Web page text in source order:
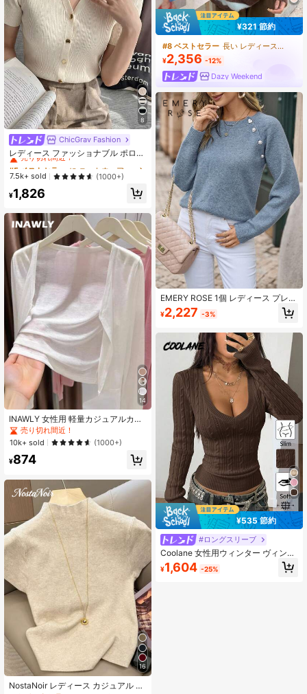
8
ChicGrav Fashion
レディース ファッショナブル ポロカ
ラー ラグラン 半袖 ニットTシャツ 軽
量 万能カーディガントップ 春夏向け
エステティック 秋
#5 ベストセラー
に ニットウェア レディースニットウェア
売り切れ間近！
#5 ベストセラー
売り切れ間近！
#5 ベストセラー
売り切れ間近！
#5 ベストセラー
に ニットウェア レディースニットウェア
売り切れ間近！
7.5k+ sold (1000+)
¥1,826
14
INAWLY 女性用 軽量カジュアルカー
ディガン、夏用
売り切れ間近！
10k+ sold
(1000+)
¥874
16
NostaNoir レディース カジュアル 無
¥321 節約
#8 ベストセラー 長い レディースセーター
¥2,356 -12%
Dazy Weekend
EMERY ROSE 1個 レディース プレー
ン ボタン装飾 長袖 ベーシック ニッ
トセーター ニットプルオーバー 秋冬
¥2,227 -3%
¥535 節約
#ロングスリーブ
Coolane 女性用ウィンター ヴィンテ
ージ プレッピー Y2K デイリーウェア
アウトドア ルネサンスフェア ケーブ
¥1,604 -25%